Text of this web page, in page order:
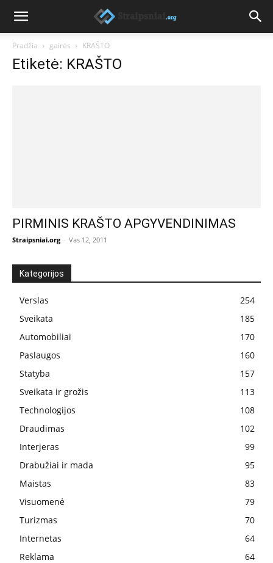
Pradžia gairės KRAŠTO
Etiketė: KRAŠTO
PIRMINIS KRAŠTO APGYVENDINIMAS
Straipsniai.org - Vas 12, 2011
Kategorijos
Verslas
254
Sveikata
185
Automobiliai
170
Paslaugos
160
Statyba
157
Sveikata ir grožis
113
Technologijos
108
Draudimas
102
Interjeras
99
Drabužiai ir mada
95
Maistas
83
Visuomenė
79
Turizmas
70
Internetas
64
Reklama
64